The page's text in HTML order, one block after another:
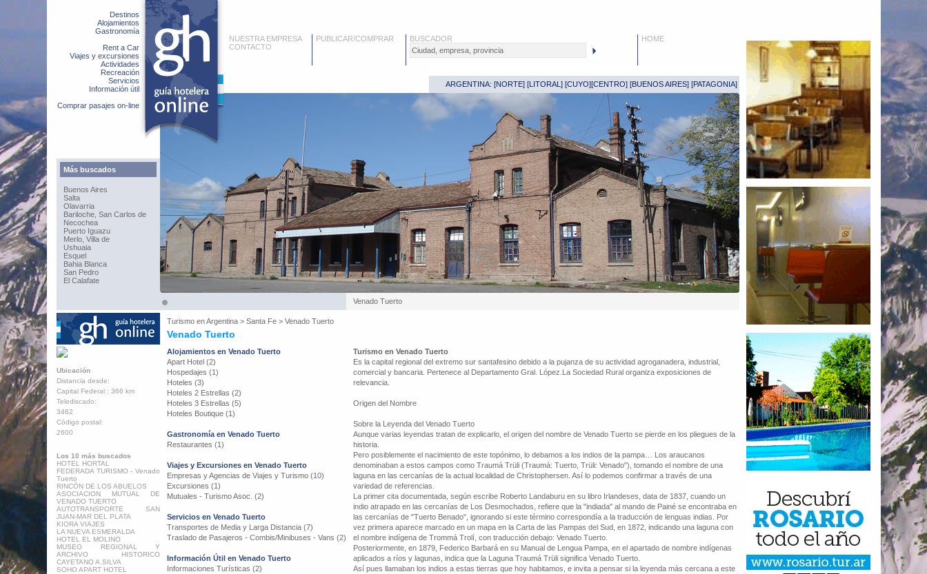
Destinos
Alojamientos
Gastronomía
Rent a Car
Viajes y excursiones
Actividades
Recreación
Servicios
Información útil
Comprar pasajes on-line
Más buscados
Buenos Aires
Salta
Olavarria
Bariloche, San Carlos de
Necochea
Puerto Iguazu
Merlo, Villa de
Ushuaia
Esquel
Bahia Blanca
San Pedro
El Calafate
NUESTRA EMPRESA
CONTACTO
PUBLICAR/COMPRAR BUSCADOR HOME
ARGENTINA: [NORTE] [LITORAL ] [CUYO][CENTRO] [BUENOS AIRES] [PATAGONIA]
Venado Tuerto
Turismo enArgentina > Santa Fe > Venado Tuerto
Venado Tuerto
Ubicación
Distancia desde:
Capital Federal : 366 km
Telediscado:
3462
Código postal:
2600
Los 10 más buscados
HOTEL HORTAL
FEDERADA TURISMO - Venado
Tuerto
RINCÓN DE LOS ABUELOS
ASOCIACION MUTUAL DE
VENADO TUERTO
AUTOTRANSPORTE SAN
JUAN-MAR DEL PLATA
KIORA VIAJES
LA NUEVA ESMERALDA
HOTEL EL MOLINO
MUSEO REGIONAL Y
ARCHIVO HISTORICO
CAYETANO A.SILVA
SOHO APART HOTEL
Alojamientos en Venado Tuerto
Apart Hotel (2)
Hospedajes (1)
Hoteles (3)
Hoteles 2 Estrellas (2)
Hoteles 3 Estrellas (5)
Hoteles Boutique (1)
Gastronomía en Venado Tuerto
Restaurantes (1)
Viajes y Excursiones en Venado Tuerto
Empresas y Agencias de Viajes y Turismo (10)
Excursiones (1)
Mutuales - Turismo Asoc. (2)
Servicios en Venado Tuerto
Transportes de Media y Larga Distancia (7)
Traslado de Pasajeros - Combis/Minibuses - Vans (2)
Información Útil en Venado Tuerto
Informaciones Turísticas (2)
Turismo en Venado Tuerto
Es la capital regional del extremo sur santafesino debido a la pujanza de su actividad agroganadera, industrial,
comercial y bancaria. Pertenece al Departamento Gral. López.La Sociedad Rural organiza exposiciones de
relevancia.
Origen del Nombre
Sobre la Leyenda del Venado Tuerto
Aunque varias leyendas tratan de explicarlo, el origen del nombre de Venado Tuerto se pierde en los pliegues de la
historia.
Pero posiblemente el nacimiento de este topónimo, lo debamos a los indios de la pampa… Los araucanos
denominaban a estos campos como Traumá Trüli (Traumá: Tuerto, Trüli: Venado"), tomando el nombre de una
laguna en las cercanías de la actual localidad de Christophersen. Así lo podemos confirmar a través de una
variedad de referencias.
La primer cita documentada, según escribe Roberto Landaburu en su libro Irlandeses, data de 1837, cuando un
indio atrapado en las cercanías de Los Desmochados, refiere que la "indiada" al mando de Painé se encontraba en
las cercanías de "Tuerto Benado", ignorando si este término correspondía a la traducción de lenguas indias. Por
vez primera aparece marcado en un mapa en la Carta de las Pampas del Sud, en 1872, indicando una laguna con
el nombre indígena de Trommá Trolí, con traducción debajo: Venado Tuerto.
Posteriormente, en 1879, Federico Barbará en su Manual de Lengua Pampa, en el apartado de nombre indígenas
aplicados a ríos y lagunas, indica que la Laguna Traumá Trüli significa Venado Tuerto.
Así pues llamaban los indios a estas tierras que hoy habitamos, e invita a pensar si la leyenda más cercana a este